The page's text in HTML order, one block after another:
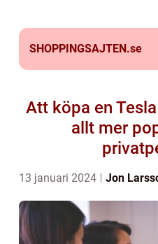
SHOPPINGSAJTEN.se
Att köpa en
allt mer
13 januari 2024 Jon